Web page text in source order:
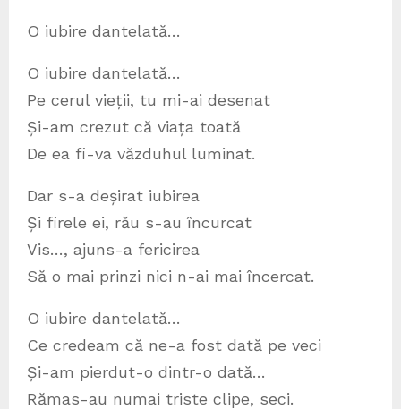
O iubire dantelată…
O iubire dantelată…
Pe cerul vieții, tu mi-ai desenat
Și-am crezut că viața toată
De ea fi-va văzduhul luminat.
Dar s-a deșirat iubirea
Și firele ei, rău s-au încurcat
Vis…, ajuns-a fericirea
Să o mai prinzi nici n-ai mai încercat.
O iubire dantelată…
Ce credeam că ne-a fost dată pe veci
Și-am pierdut-o dintr-o dată…
Rămas-au numai triste clipe, seci.